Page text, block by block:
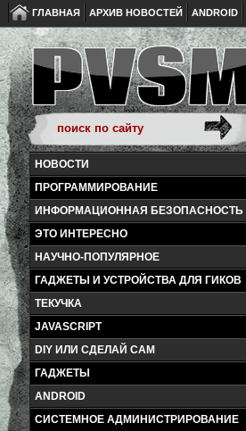
ГЛАВНАЯ АРХИВ НОВОСТЕЙ ANDROID
НОВОСТИ
ПРОГРАММИРОВАНИЕ
ИНФОРМАЦИОННАЯ БЕЗОПАСНОСТЬ
ЭТО ИНТЕРЕСНО
НАУЧНО-ПОПУЛЯРНОЕ
ГАДЖЕТЫ И УСТРОЙСТВА ДЛЯ ГИКОВ
ТЕКУЧКА
JAVASCRIPT
DIY ИЛИ СДЕЛАЙ САМ
ГАДЖЕТЫ
ANDROID
СИСТЕМНОЕ АДМИНИСТРИРОВАНИЕ